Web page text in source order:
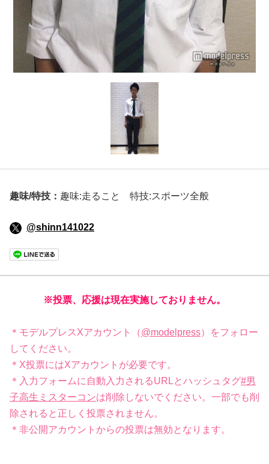
趣味/特技： 趣味:走ること 特技:スポーツ全般
@shinn141022
※投票、応援は現在実施しておりません。
＊モデルプレスXアカウント（@modelpress）をフォロー
してください。
＊X投票にはXアカウントが必要です。
＊入力フォームに自動入力されるURLとハッシュタグ#男
子高生ミスターコンは削除しないでください。一部でも削
除されると正しく投票されません。
＊非公開アカウントからの投票は無効となります。